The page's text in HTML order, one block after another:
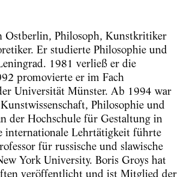
Ostberlin, Philosoph, Kunstkritiker
Er studierte Philosophie und
1981 verließ er die
promovierte er im Fach
Universität Münster. Ab 1994 war
Philosophie und
der Hochschule für Gestaltung in
internationale Lehrtätigkeit führte
für russische und slawische
York University. Boris Groys hat
veröffentlicht und ist Mitglied der